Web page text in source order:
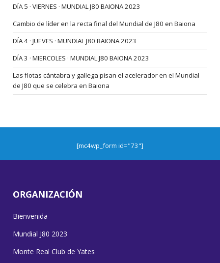
DÍA 5 · VIERNES · MUNDIAL J80 BAIONA 2023
Cambio de líder en la recta final del Mundial de J80 en Baiona
DÍA 4 · JUEVES · MUNDIAL J80 BAIONA 2023
DÍA 3 · MIERCOLES · MUNDIAL J80 BAIONA 2023
Las flotas cántabra y gallega pisan el acelerador en el Mundial
de J80 que se celebra en Baiona
[mc4wp_form id="73"]
ORGANIZACIÓN
Bienvenida
Mundial J80 2023
Monte Real Club de Yates